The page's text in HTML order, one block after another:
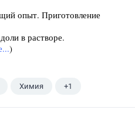
опыт. Приготовление
в растворе.
)
Химия +1